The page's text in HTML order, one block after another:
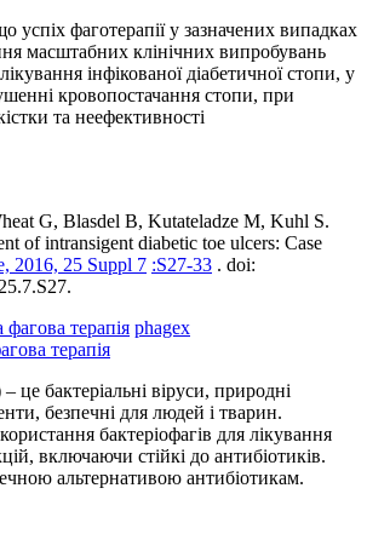
фаготерапії у зазначених випадках
масштабних клінічних випробувань
інфікованої діабетичної стопи, у
кровопостачання стопи, при
та неефективності
G, Blasdel B, Kutateladze M, Kuhl S.
of intransigent diabetic toe ulcers: Case
2016, 25 Suppl 7 :S27-33 . doi:
phagex
терапія
це бактеріальні віруси, природні
безпечні для людей і тварин.
бактеріофагів для лікування
включаючи стійкі до антибіотиків.
альтернативою антибіотикам.